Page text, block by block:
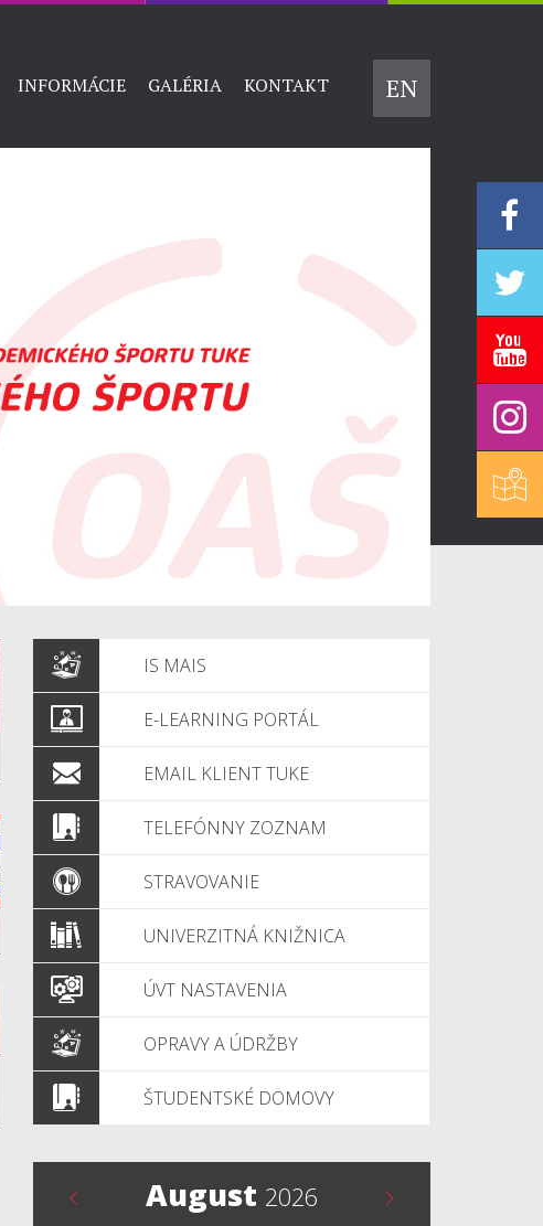
INFORMÁCIE GALÉRIA KONTAKT EN
IS MAIS
E-LEARNING PORTÁL
EMAIL KLIENT TUKE
TELEFÓNNY ZOZNAM
STRAVOVANIE
UNIVERZITNÁ KNIŽNICA
ÚVT NASTAVENIA
OPRAVY A ÚDRŽBY
ŠTUDENTSKÉ DOMOVY
August 2026